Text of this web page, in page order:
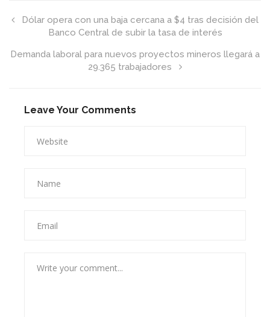
Dólar opera con una baja cercana a $4 tras decisión del
Banco Central de subir la tasa de interés
Demanda laboral para nuevos proyectos mineros llegará a
29.365 trabajadores
Leave Your Comments